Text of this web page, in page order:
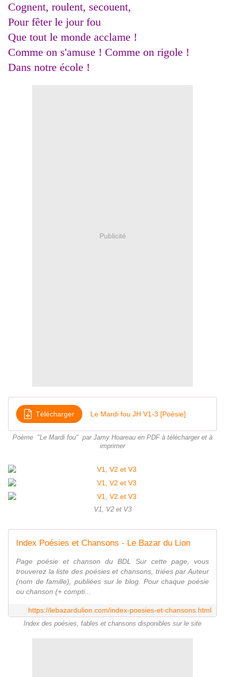
Cognent, roulent, secouent,
Pour fêter le jour fou
Que tout le monde acclame !
Comme on s'amuse ! Comme on rigole !
Dans notre école !
Publicité
Télécharger Le Mardi fou JH V1-3 [Poésie]
Poème "Le Mardi fou" par Jamy Hoareau en PDF à télécharger et à
imprimer
V1, V2 et V3
Index Poésies et Chansons - Le Bazar du Lion
Page poésie et chanson du BDL Sur cette page, vous
trouverez la liste des poésies et chansons, triées par Auteur
(nom de famille), publiées sur le blog. Pour chaque poésie
ou chanson (+ compti...
https://lebazardulion.com/index-poesies-et-chansons.html
Index des poésies, fables et chansons disponibles sur le site